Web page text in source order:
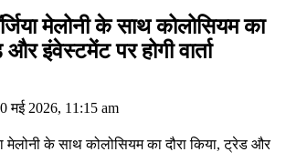
मेलोनी के साथ कोलोसियम का
और इंवेस्टमेंट पर होगी वार्ता
मई 2026, 11:15 am